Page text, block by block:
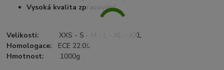
Vysoká kvalita zpracování
Velikosti:XXS - S - M - L - XL - XXL
Homologace: ECE 22.05
Hmotnost: 1000g